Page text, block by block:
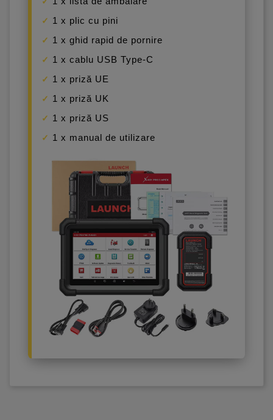
1 x plic cu pini
1 x ghid rapid de pornire
1 x cablu USB Type-C
1 x priză UE
1 x priză UK
1 x priză US
1 x manual de utilizare